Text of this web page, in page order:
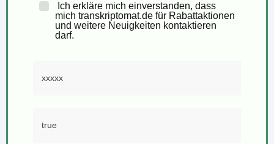
Ich erkläre mich einverstanden, dass
mich transkriptomat.de für Rabattaktionen
und weitere Neuigkeiten kontaktieren
darf.